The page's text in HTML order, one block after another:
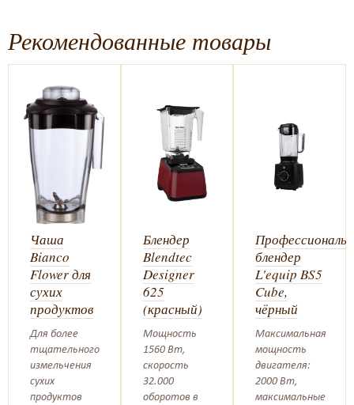
Рекомендованные товары
Чаша
Bianco
Flower для
сухих
продуктов
Для более
тщательного
измельчения
сухих
продуктов
Блендер
Blendtec
Designer
625
(красный)
Мощность
1560 Вт,
скорость
32.000
оборотов в
блендер
L'equip BS5
Cube,
чёрный
Максимальная
мощность
двигателя:
2000 Вт,
максимальные